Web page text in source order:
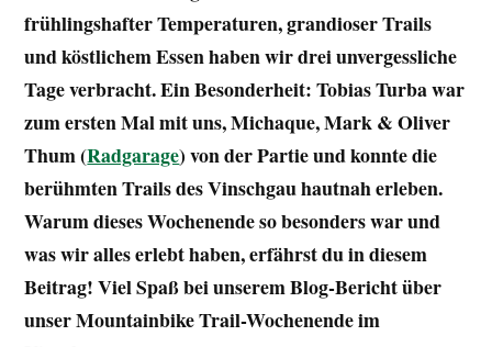
frühlingshafter Temperaturen, grandioser Trails
und köstlichem Essen haben wir drei unvergessliche
Tage verbracht. Ein Besonderheit: Tobias Turba war
zum ersten Mal mit uns, Michaque, Mark & Oliver
Thum (Radgarage) von der Partie und konnte die
berühmten Trails des Vinschgau hautnah erleben.
Warum dieses Wochenende so besonders war und
was wir alles erlebt haben, erfährst du in diesem
Beitrag! Viel Spaß bei unserem Blog-Bericht über
unser Mountainbike Trail-Wochenende im